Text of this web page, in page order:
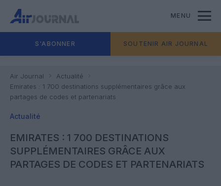
MENU
S'ABONNER SOUTENIR AIR JOURNAL
Air Journal
Actualité
Emirates : 1 700 destinations supplémentaires grâce aux
partages de codes et partenariats
Actualité
EMIRATES : 1 700 DESTINATIONS
SUPPLÉMENTAIRES GRÂCE AUX
PARTAGES DE CODES ET PARTENARIATS